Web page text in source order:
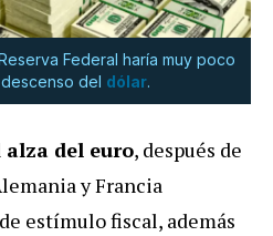
Federal haría muy poco
del dólar.
alza del euro, después de
y Francia
estímulo fiscal, además